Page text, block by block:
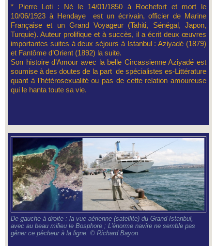
* Pierre Loti : Né le 14/01/1850 à Rochefort et mort le
10/06/1923 à Hendaye est un écrivain, officier de Marine
Française et un Grand Voyageur (Tahiti, Sénégal, Japon,
Turquie). Auteur prolifique et à succès, il a écrit deux œuvres
importantes suites à deux séjours à Istanbul : Aziyadé (1879)
et Fantôme d’Orient (1892) la suite.
Son histoire d’Amour avec la belle Circassienne Aziyadé est
soumise à des doutes de la part de spécialistes es-Littérature
quant à l’hétérosexualité ou pas de cette relation amoureuse
qui le hanta toute sa vie.
De gauche à droite : la vue aérienne (satellite) du Grand Istanbul,
avec au beau milieu le Bosphore ; L'énorme navire ne semble pas
gêner ce pêcheur à la ligne. © Richard Bayon